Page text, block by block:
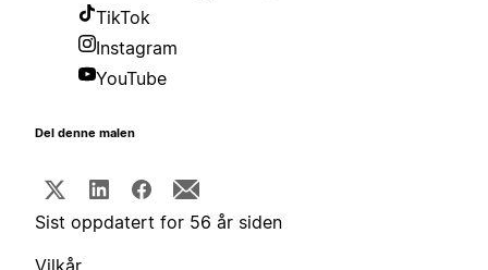
TikTok
Instagram
YouTube
Del denne malen
Sist oppdatert for 56 år siden